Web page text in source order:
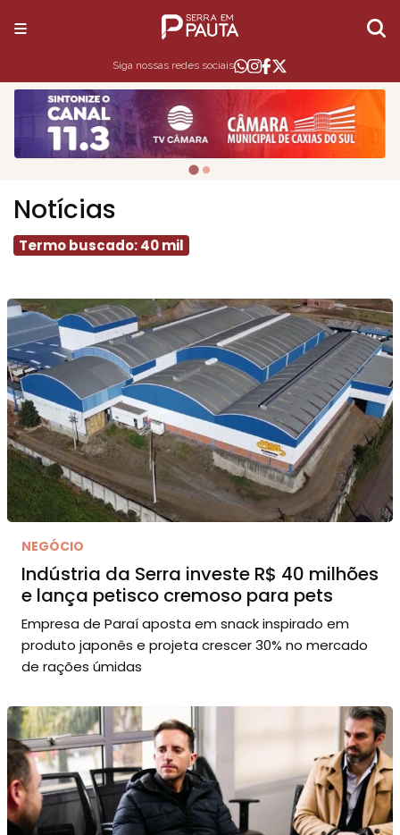
Siga nossas redes sociais
Notícias
Termo buscado: 40 mil
NEGÓCIO
Indústria da Serra investe R$ 40 milhões
e lança petisco cremoso para pets
Empresa de Paraí aposta em snack inspirado em
produto japonês e projeta crescer 30% no mercado
de rações úmidas